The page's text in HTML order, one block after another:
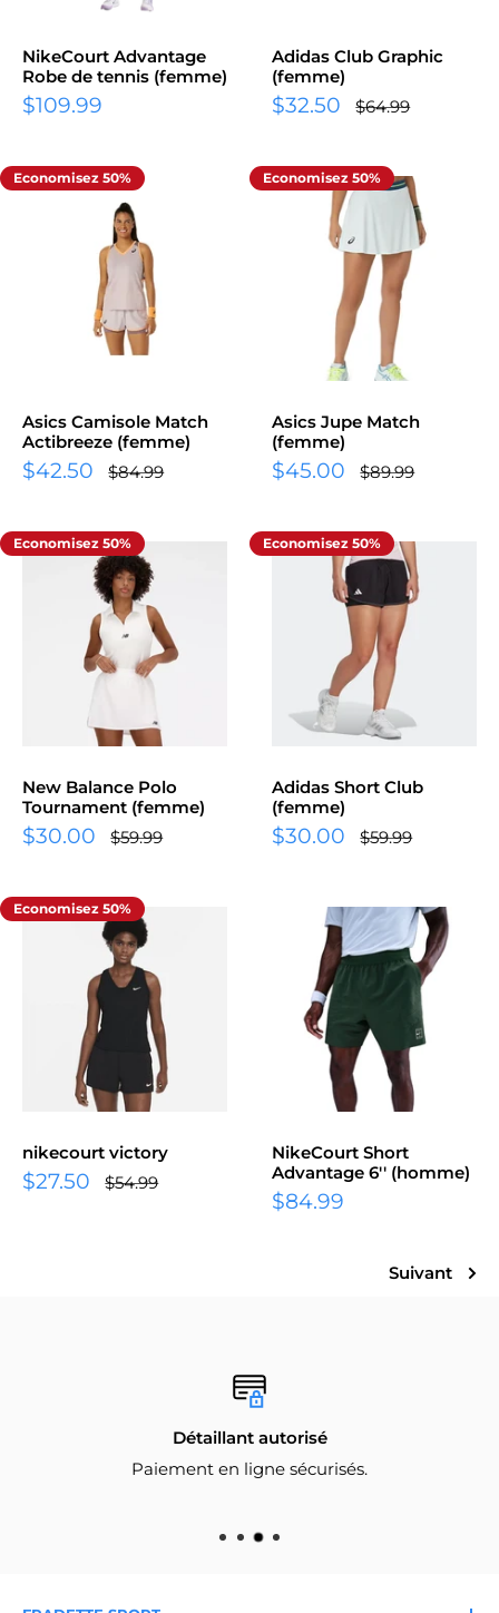
NikeCourt Advantage
Robe de tennis (femme)
Prix
$109.99
Adidas Club Graphic
(femme)
Prix
$32.50 Prix
normal
$64.99
Economisez 50%
Asics Camisole Match
Actibreeze (femme)
Prix
$42.50 Prix
normal
$84.99
Economisez 50%
Asics Jupe Match
(femme)
Prix
$45.00 Prix
normal
$89.99
Economisez 50%
New Balance Polo
Tournament (femme)
Prix
$30.00 Prix
normal
$59.99
Economisez 50%
Adidas Short Club
(femme)
Prix
$30.00 Prix
normal
$59.99
Economisez 50%
nikecourt victory
Prix
$27.50 Prix
normal
$54.99
NikeCourt Short
Advantage 6'' (homme)
Prix
$84.99
Suivant
Détaillant autorisé
Paiement en ligne sécurisés.